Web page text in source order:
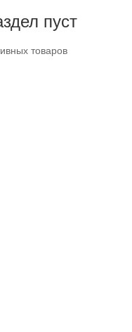
пуст
товаров